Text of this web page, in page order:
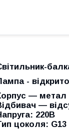
-
— метал
—
220В
цоколя: G13